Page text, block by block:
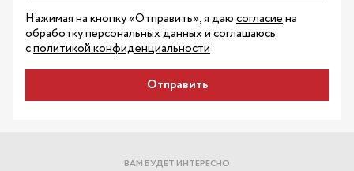
Нажимая на кнопку «Отправить», я даюсогласиена
обработку персональных данных и соглашаюсь
сполитикой конфиденциальности
Отправить
ВАМ БУДЕТ ИНТЕРЕСНО